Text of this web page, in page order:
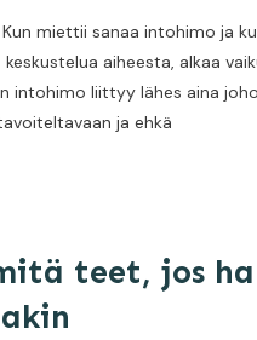
miettii sanaa intohimo ja
aiheesta, alkaa
intohimo liittyy lähes aina
ja ehkä
teet, jos